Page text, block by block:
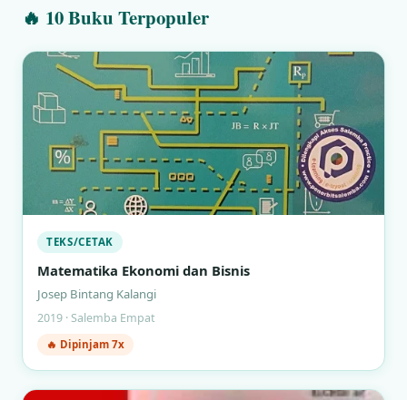
🔥 10 Buku Terpopuler
TEKS/CETAK
Matematika Ekonomi dan Bisnis
Josep Bintang Kalangi
2019 · Salemba Empat
🔥 Dipinjam 7x